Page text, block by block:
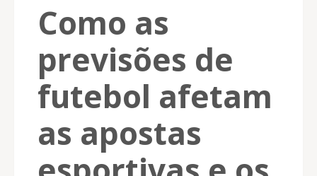
Como as
previsões de
futebol afetam
as apostas